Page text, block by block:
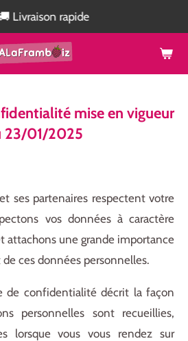
Livraison rapide
mise en vigueur
23/01/2025
ses partenaires respectent votre
vos données à caractère
attachons une grande importance
ces données personnelles.
de confidentialité décrit la façon
personnelles sont recueillies,
lorsque vous vous rendez sur